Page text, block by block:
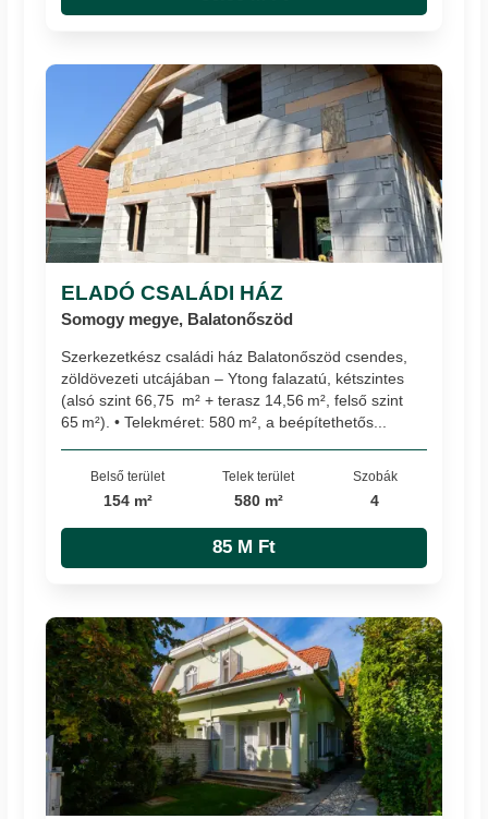
ELADÓ CSALÁDI HÁZ
Somogy megye, Balatonőszöd
Szerkezetkész családi ház Balatonőszöd csendes,
zöldövezeti utcájában – Ytong falazatú, kétszintes
(alsó szint 66,75 m² + terasz 14,56 m², felső szint
65 m²). • Telekméret: 580 m², a beépítethetős...
Belső terület
154 m²
Telek terület
580 m²
Szobák
4
85 M Ft